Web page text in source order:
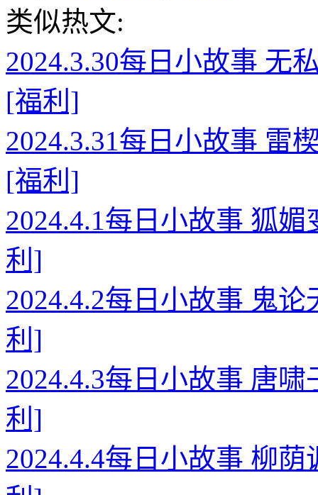
类似热文:
2024.3.30每日小故事 无
[福利]
2024.3.31每日小故事 雷
[福利]
2024.4.1每日小故事 狐
利]
2024.4.2每日小故事 鬼
利]
2024.4.3每日小故事 唐
利]
2024.4.4每日小故事 柳